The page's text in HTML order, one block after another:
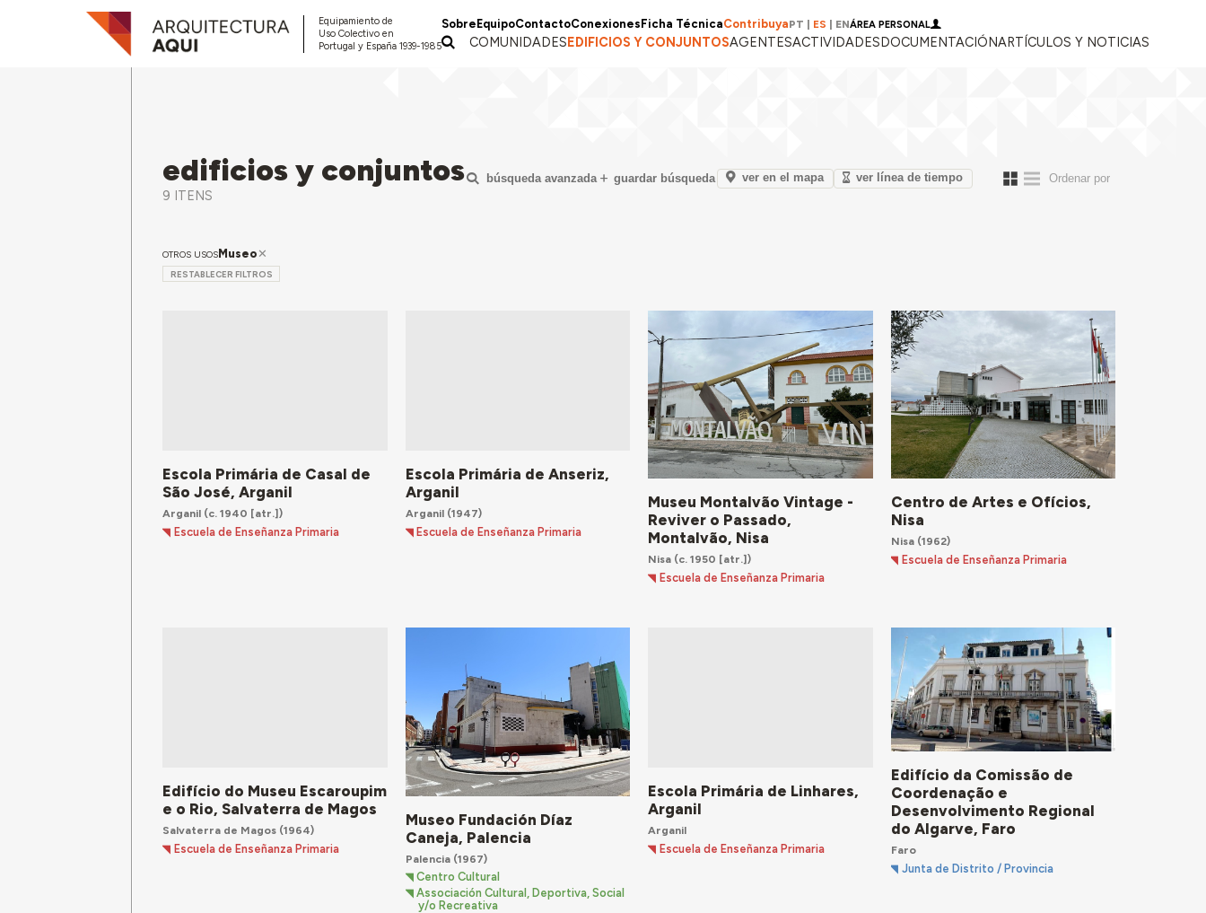
Equipamiento de
Uso Colectivo en
Portugal y España 1939-1985
Sobre EquipoContactoConexiones Ficha TécnicaContribuyaPT ES ENÁREA PERSONAL
COMUNIDADESEDIFICIOS Y CONJUNTOSAGENTESACTIVIDADESDOCUMENTACIÓNARTÍCULOS Y NOTICIAS
edificios y conjuntos
9 ITENS
búsqueda avanzada guardar búsqueda ver en el mapa ver línea de tiempo
OTROS USOS Museo
RESTABLECER FILTROS
Escola Primária de Casal de
São José, Arganil
Arganil (c. 1940 [atr.])
Escuela de Enseñanza Primaria
Escola Primária de Anseriz,
Arganil
Arganil(1947)
Escuela de Enseñanza Primaria
Museu Montalvão Vintage -
Reviver o Passado,
Montalvão, Nisa
Nisa (c. 1950 [atr.])
Escuela de Enseñanza Primaria
Centro de Artes e Ofícios,
Nisa
Nisa(1962)
Escuela de Enseñanza Primaria
Edifício do Museu Escaroupim
e o Rio, Salvaterra de Magos
Salvaterra de Magos (1964)
Escuela de Enseñanza Primaria
Museo Fundación Díaz
Caneja, Palencia
Palencia(1967)
Centro Cultural
Associación Cultural, Deportiva, Social
y/o Recreativa
Escola Primária de Linhares,
Arganil
Arganil
Escuela de Enseñanza Primaria
Edifício da Comissão de
Coordenação e
Desenvolvimento Regional
do Algarve, Faro
Faro
Junta de Distrito / Provincia